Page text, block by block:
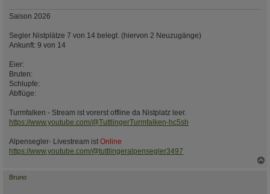
Saison 2026
Segler Nistplätze 7 von 14 belegt. (hiervon 2 Neuzugänge)
Ankunft: 9 von 14
Eier:
Bruten:
Schlupfe:
Abflüge:
Turmfalken - Stream ist vorerst offline da Nistplatz leer.
https://www.youtube.com/@TuttlingerTurmfalken-hc5sh
Alpensegler- Livestream ist Online
https://www.youtube.com/@tuttlingeralpensegler3497
Bruno